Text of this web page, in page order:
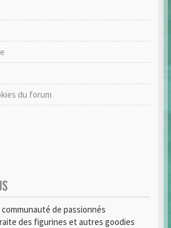
du forum
de passionnés
des figurines et autres goodies